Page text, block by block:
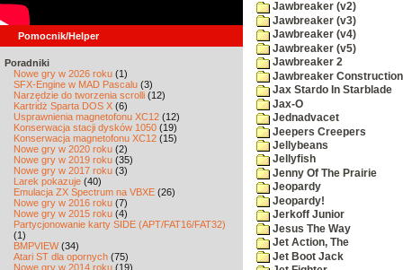
Pomocnik/Helper
Poradniki
Nowe gry w 2026 roku (1)
SFX-Engine w MAD Pascalu (3)
Narzędzie do tworzenia scrolli (12)
Kartridż Sparta DOS X (6)
Usprawnienia magnetofonu XC12 (12)
Konserwacja stacji dysków 1050 (19)
Konserwacja magnetofonu XC12 (15)
Nowe gry w 2020 roku (2)
Nowe gry w 2019 roku (35)
Nowe gry w 2017 roku (3)
Larek pokazuje (40)
Emulacja ZX Spectrum na VBXE (26)
Nowe gry w 2016 roku (7)
Nowe gry w 2015 roku (4)
Partycjonowanie karty SIDE (APT/FAT16/FAT32)
(1)
BMPVIEW(34)
Atari ST dla opornych (75)
Nowe gry w 2014 roku (19)
Jawbreaker (v2)
Jawbreaker (v3)
Jawbreaker (v4)
Jawbreaker (v5)
Jawbreaker 2
Jawbreaker Construction
Jax Stardo In Starblade
Jax-O
Jednadvacet
Jeepers Creepers
Jellybeans
Jellyfish
Jenny Of The Prairie
Jeopardy
Jeopardy!
Jerkoff Junior
Jesus The Way
Jet Action, The
Jet Boot Jack